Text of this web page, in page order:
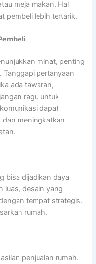
meja makan. Hal
pembeli lebih tertarik.
minat, penting
Tanggapi pertanyaan
ada tawaran,
ragu untuk
dapat
dan meningkatkan
bisa dijadikan daya
luas, desain yang
tempat strategis.
rumah.
penjualan rumah.